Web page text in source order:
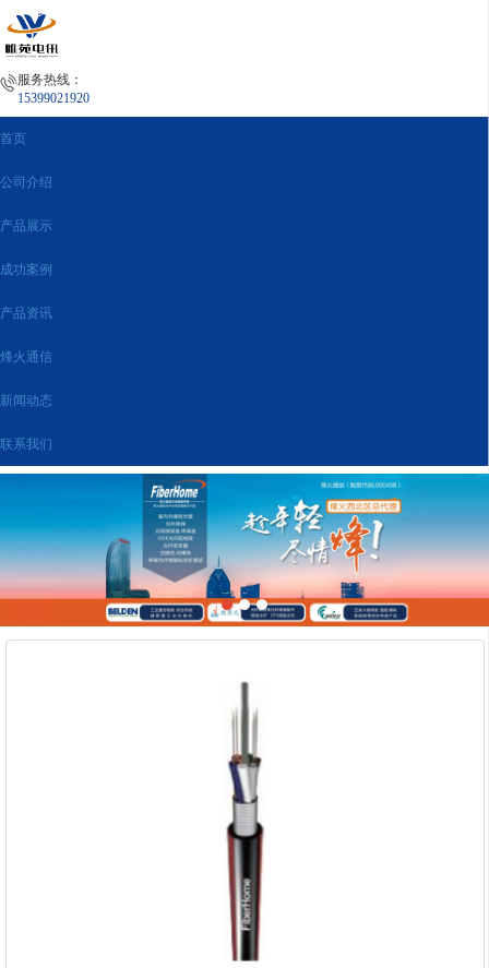
服务热线：
15399021920
首页
公司介绍
产品展示
成功案例
产品资讯
烽火通信
新闻动态
联系我们